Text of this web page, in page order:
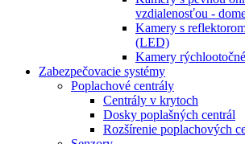
vzdialenosťou -
Kamery s
(LED)
Kamery rýchlootočné
Zabezpečovacie systémy
Poplachové centrály
Centrály v krytoch
Dosky poplašných centrál
Rozšírenie poplachových